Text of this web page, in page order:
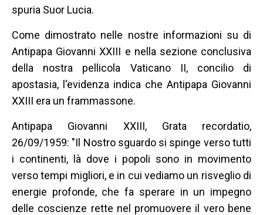
spuria Suor Lucia.
Come dimostrato nelle nostre informazioni su di
Antipapa Giovanni XXIII e nella sezione conclusiva
della nostra pellicola Vaticano II, concilio di
apostasia, l'evidenza indica che Antipapa Giovanni
XXIII era un frammassone.
Antipapa Giovanni XXIII, Grata recordatio,
26/09/1959: "Il Nostro sguardo si spinge verso tutti
i continenti, là dove i popoli sono in movimento
verso tempi migliori, e in cui vediamo un risveglio di
energie profonde, che fa sperare in un impegno
delle coscienze rette nel promuovere il vero bene